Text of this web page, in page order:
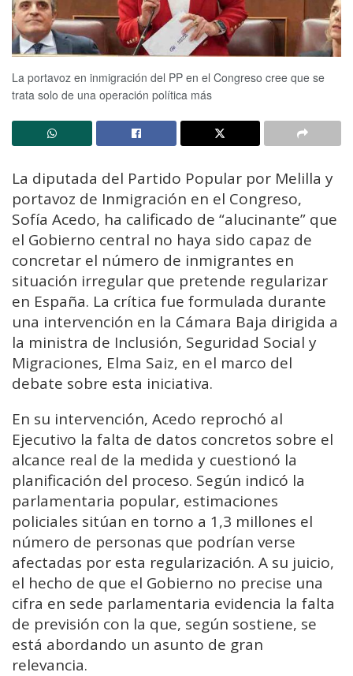
La portavoz en inmigración del PP en el Congreso cree que se
trata solo de una operación política más
La diputada del Partido Popular por Melilla y
portavoz de Inmigración en el Congreso,
Sofía Acedo, ha calificado de “alucinante” que
el Gobierno central no haya sido capaz de
concretar el número de inmigrantes en
situación irregular que pretende regularizar
en España. La crítica fue formulada durante
una intervención en la Cámara Baja dirigida a
la ministra de Inclusión, Seguridad Social y
Migraciones, Elma Saiz, en el marco del
debate sobre esta iniciativa.
En su intervención, Acedo reprochó al
Ejecutivo la falta de datos concretos sobre el
alcance real de la medida y cuestionó la
planificación del proceso. Según indicó la
parlamentaria popular, estimaciones
policiales sitúan en torno a 1,3 millones el
número de personas que podrían verse
afectadas por esta regularización. A su juicio,
el hecho de que el Gobierno no precise una
cifra en sede parlamentaria evidencia la falta
de previsión con la que, según sostiene, se
está abordando un asunto de gran
relevancia.